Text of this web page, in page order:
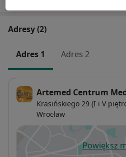
Adresy (2)
Adres 1 Adres 2
Artemed Centrum
Krasińskiego 29 (I i V
Wrocław
Powiększ